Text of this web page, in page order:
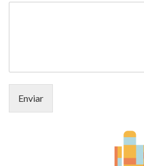
Enviar